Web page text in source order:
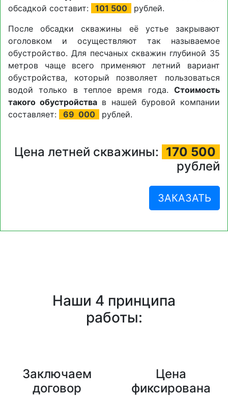
обсадкой составит:
101 500
рублей.
После обсадки скважины её устье закрывают
оголовком и осуществляют так называемое
обустройство. Для песчаных скважин глубиной 35
метров чаще всего применяют летний вариант
обустройства, который позволяет пользоваться
водой только в теплое время года. Стоимость
такого обустройства в нашей буровой компании
составляет:
69 000 рублей.
Цена летней скважины: 170 500
рублей
ЗАКАЗАТЬ
Наши 4 принципа
работы:
Заключаем
договор
Цена
фиксирована